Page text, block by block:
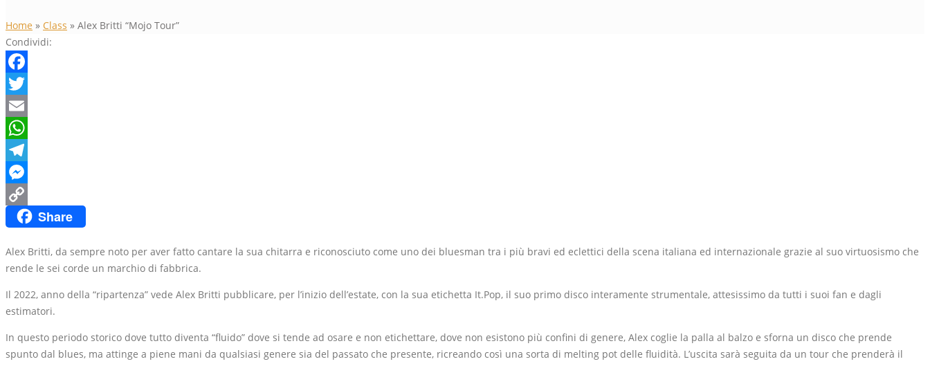
Home » Class » Alex Britti “Mojo Tour”
Condividi:
Facebook
Twitter
Email
WhatsApp
Telegram
Messenger
Copy
Share
Alex Britti, da sempre noto per aver fatto cantare la sua chitarra e riconosciuto come uno dei bluesman tra i più bravi ed eclettici della scena italiana ed internazionale grazie al suo virtuosismo che
rende le sei corde un marchio di fabbrica.
Il 2022, anno della “ripartenza” vede Alex Britti pubblicare, per l’inizio dell’estate, con la sua etichetta It.Pop, il suo primo disco interamente strumentale, attesissimo da tutti i suoi fan e dagli
estimatori.
In questo periodo storico dove tutto diventa “fluido” dove si tende ad osare e non etichettare, dove non esistono più confini di genere, Alex coglie la palla al balzo e sforna un disco che prende
spunto dal blues, ma attinge a piene mani da qualsiasi genere sia del passato che presente, ricreando così una sorta di melting pot delle fluidità. L’uscita sarà seguita da un tour che prenderà il